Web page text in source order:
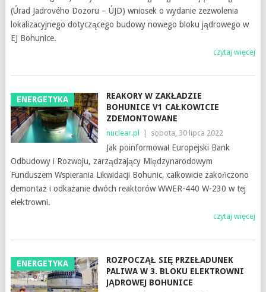
(Úrad Jadrového Dozoru – ÚJD) wniosek o wydanie zezwolenia
lokalizacyjnego dotyczącego budowy nowego bloku jądrowego w
EJ Bohunice.
czytaj więcej
ENERGETYKA
REAKORY W ZAKŁADZIE
BOHUNICE V1 CAŁKOWICIE
ZDEMONTOWANE
nuclear.pl sobota, 30 lipca 2022
Jak poinformował Europejski Bank
Odbudowy i Rozwoju, zarządzający Międzynarodowym
Funduszem Wspierania Likwidacji Bohunic, całkowicie zakończono
demontaż i odkażanie dwóch reaktorów WWER-440 W-230 w tej
elektrowni.
czytaj więcej
ENERGETYKA
ROZPOCZĄŁ SIĘ PRZEŁADUNEK
PALIWA W 3. BLOKU ELEKTROWNI
JĄDROWEJ BOHUNICE